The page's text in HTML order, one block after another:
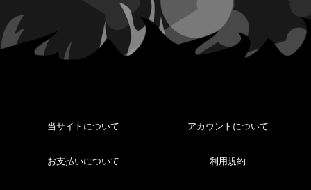
当サイトについて アカウントについて
お支払いについて 利用規約